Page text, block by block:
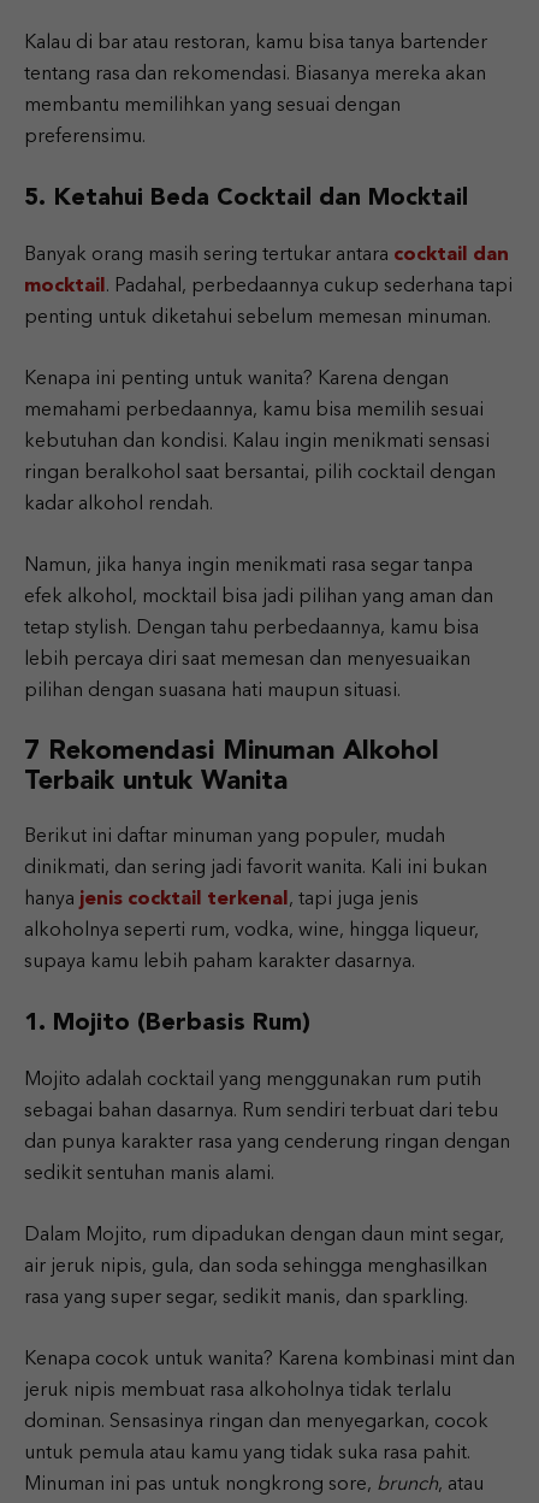
Kalau di bar atau restoran, kamu bisa tanya bartender
tentang rasa dan rekomendasi. Biasanya mereka akan
membantu memilihkan yang sesuai dengan
preferensimu.
5. Ketahui Beda Cocktail dan Mocktail
Banyak orang masih sering tertukar antara cocktail dan
mocktail . Padahal, perbedaannya cukup sederhana tapi
penting untuk diketahui sebelum memesan minuman.
Kenapa ini penting untuk wanita? Karena dengan
memahami perbedaannya, kamu bisa memilih sesuai
kebutuhan dan kondisi. Kalau ingin menikmati sensasi
ringan beralkohol saat bersantai, pilih cocktail dengan
kadar alkohol rendah.
Namun, jika hanya ingin menikmati rasa segar tanpa
efek alkohol, mocktail bisa jadi pilihan yang aman dan
tetap stylish. Dengan tahu perbedaannya, kamu bisa
lebih percaya diri saat memesan dan menyesuaikan
pilihan dengan suasana hati maupun situasi.
7 Rekomendasi Minuman Alkohol
Terbaik untuk Wanita
Berikut ini daftar minuman yang populer, mudah
dinikmati, dan sering jadi favorit wanita. Kali ini bukan
hanya jenis cocktail terkenal , tapi juga jenis
alkoholnya seperti rum, vodka, wine, hingga liqueur,
supaya kamu lebih paham karakter dasarnya.
1. Mojito (Berbasis Rum)
Mojito adalah cocktail yang menggunakan rum putih
sebagai bahan dasarnya. Rum sendiri terbuat dari tebu
dan punya karakter rasa yang cenderung ringan dengan
sedikit sentuhan manis alami.
Dalam Mojito, rum dipadukan dengan daun mint segar,
air jeruk nipis, gula, dan soda sehingga menghasilkan
rasa yang super segar, sedikit manis, dan sparkling.
Kenapa cocok untuk wanita? Karena kombinasi mint dan
jeruk nipis membuat rasa alkoholnya tidak terlalu
dominan. Sensasinya ringan dan menyegarkan, cocok
untuk pemula atau kamu yang tidak suka rasa pahit.
Minuman ini pas untuk nongkrong sore, brunch, atau